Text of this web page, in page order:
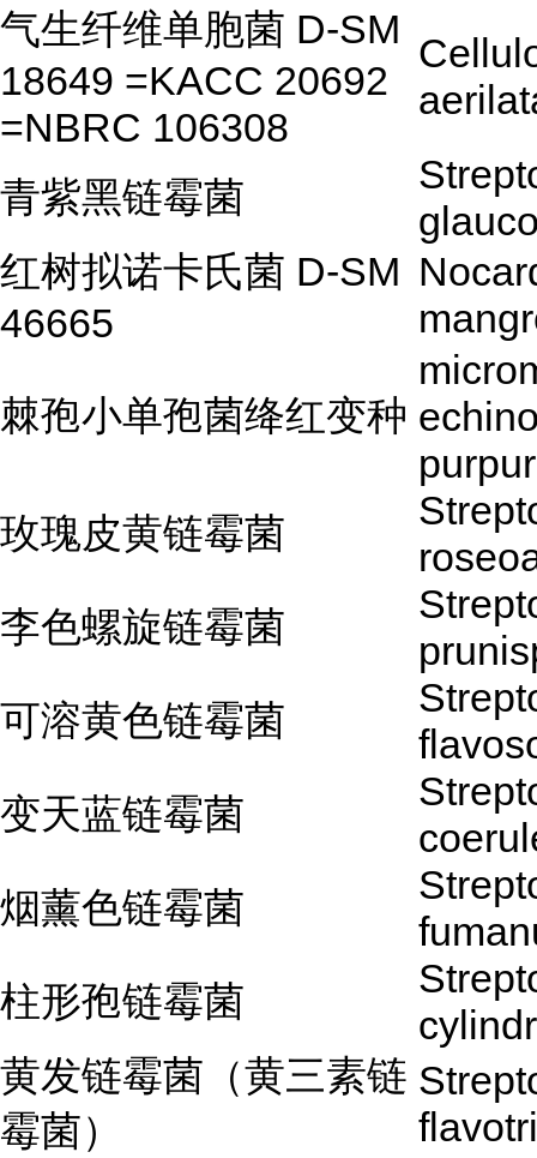
气生纤维单胞菌 D-SM
18649 =KACC 20692
=NBRC 106308
青紫黑链霉菌
红树拟诺卡氏菌 D-SM
46665
棘孢小单孢菌绛红变种
玫瑰皮黄链霉菌
李色螺旋链霉菌
可溶黄色链霉菌
变天蓝链霉菌
烟薰色链霉菌
柱形孢链霉菌
黄发链霉菌（黄三素链
霉菌）